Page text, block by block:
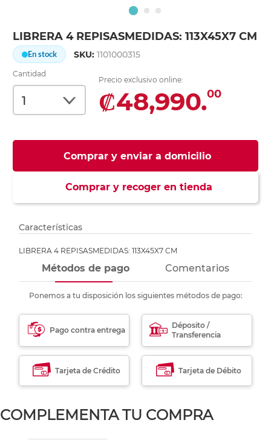
LIBRERA 4 REPISASMEDIDAS: 113X45X7 CM
En stock SKU:1101000315
Cantidad
Precio exclusivo online:
₡48,990.00
Comprar y enviar a domicilio
Comprar y recoger en tienda
Características
LIBRERA 4 REPISASMEDIDAS: 113X45X7 CM
Métodos de pago Comentarios
Ponemos a tu disposición los siguientes métodos de pago:
Pago contra entrega
Déposito /
Transferencia
Tarjeta de Crédito Tarjeta de Débito
COMPLEMENTA TU COMPRA